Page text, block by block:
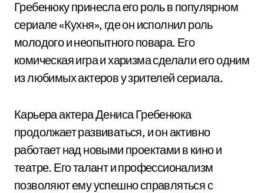
Гребенюку принесла его роль в популярном
сериале «Кухня», где он исполнил роль
молодого и неопытного повара. Его
комическая игра и харизма сделали его одним
из любимых актеров у зрителей сериала.
Карьера актера Дениса Гребенюка
продолжает развиваться, и он активно
работает над новыми проектами в кино и
театре. Его талант и профессионализм
позволяют ему успешно справляться с